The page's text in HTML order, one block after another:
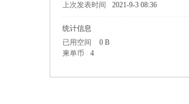
单网
上次发表时间
2021-9-3 08:36
统计信息
已用空间
0 B
柬单币
4